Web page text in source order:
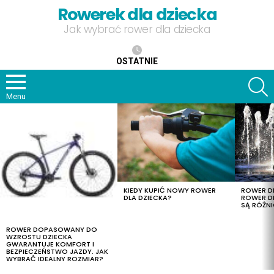
Rowerek dla dziecka
Jak wybrać rower dla dziecka
OSTATNIE
Menu
ROWER DOPASOWANY DO
WZROSTU DZIECKA
GWARANTUJE KOMFORT I
BEZPIECZEŃSTWO JAZDY. JAK
WYBRAĆ IDEALNY ROZMIAR?
KIEDY KUPIĆ NOWY ROWER
DLA DZIECKA?
ROWER
ROWER
SĄ